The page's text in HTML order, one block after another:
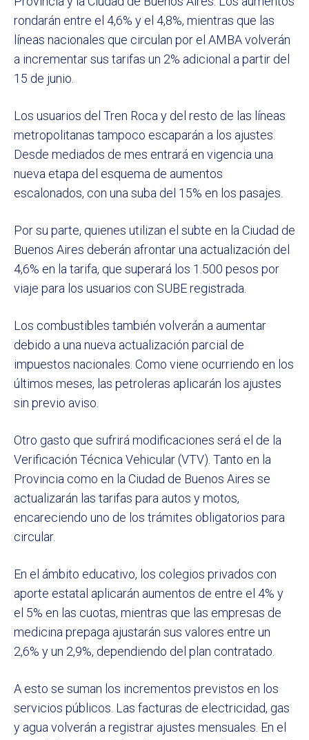
rondarán entre el 4,6% y el 4,8%, mientras que las
líneas nacionales que circulan por el AMBA volverán
a incrementar sus tarifas un 2% adicional a partir del
15 de junio.
Los usuarios del Tren Roca y del resto de las líneas
metropolitanas tampoco escaparán a los ajustes.
Desde mediados de mes entrará en vigencia una
nueva etapa del esquema de aumentos
escalonados, con una suba del 15% en los pasajes.
Por su parte, quienes utilizan el subte en la Ciudad de
Buenos Aires deberán afrontar una actualización del
4,6% en la tarifa, que superará los 1.500 pesos por
viaje para los usuarios con SUBE registrada.
Los combustibles también volverán a aumentar
debido a una nueva actualización parcial de
impuestos nacionales. Como viene ocurriendo en los
últimos meses, las petroleras aplicarán los ajustes
sin previo aviso.
Otro gasto que sufrirá modificaciones será el de la
Verificación Técnica Vehicular (VTV). Tanto en la
Provincia como en la Ciudad de Buenos Aires se
actualizarán las tarifas para autos y motos,
encareciendo uno de los trámites obligatorios para
circular.
En el ámbito educativo, los colegios privados con
aporte estatal aplicarán aumentos de entre el 4% y
el 5% en las cuotas, mientras que las empresas de
medicina prepaga ajustarán sus valores entre un
2,6% y un 2,9%, dependiendo del plan contratado.
A esto se suman los incrementos previstos en los
servicios públicos. Las facturas de electricidad, gas
y agua volverán a registrar ajustes mensuales. En el